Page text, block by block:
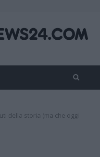
della storia (ma che oggi